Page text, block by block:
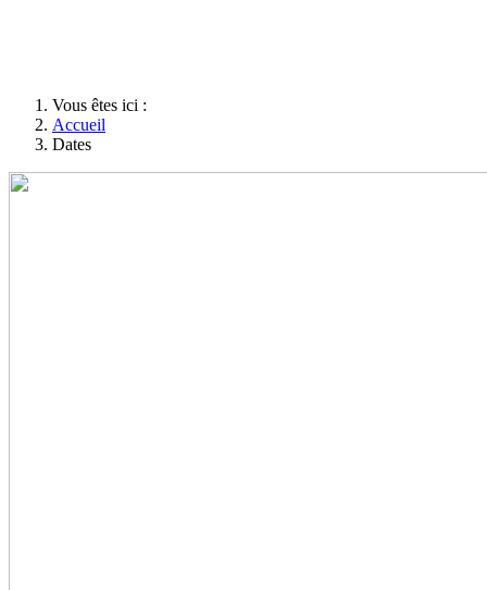
Vous êtes ici :
Accueil
Dates